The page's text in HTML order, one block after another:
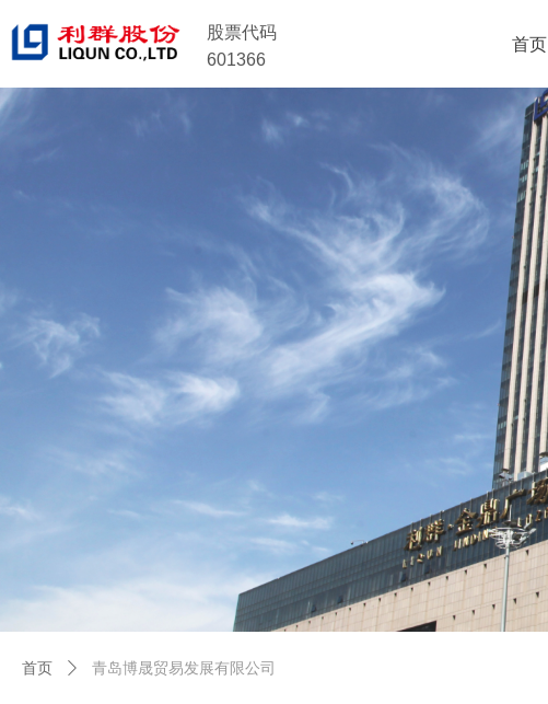
首页
股票代码
601366
首页 ꄲ 青岛博晟贸易发展有限公司